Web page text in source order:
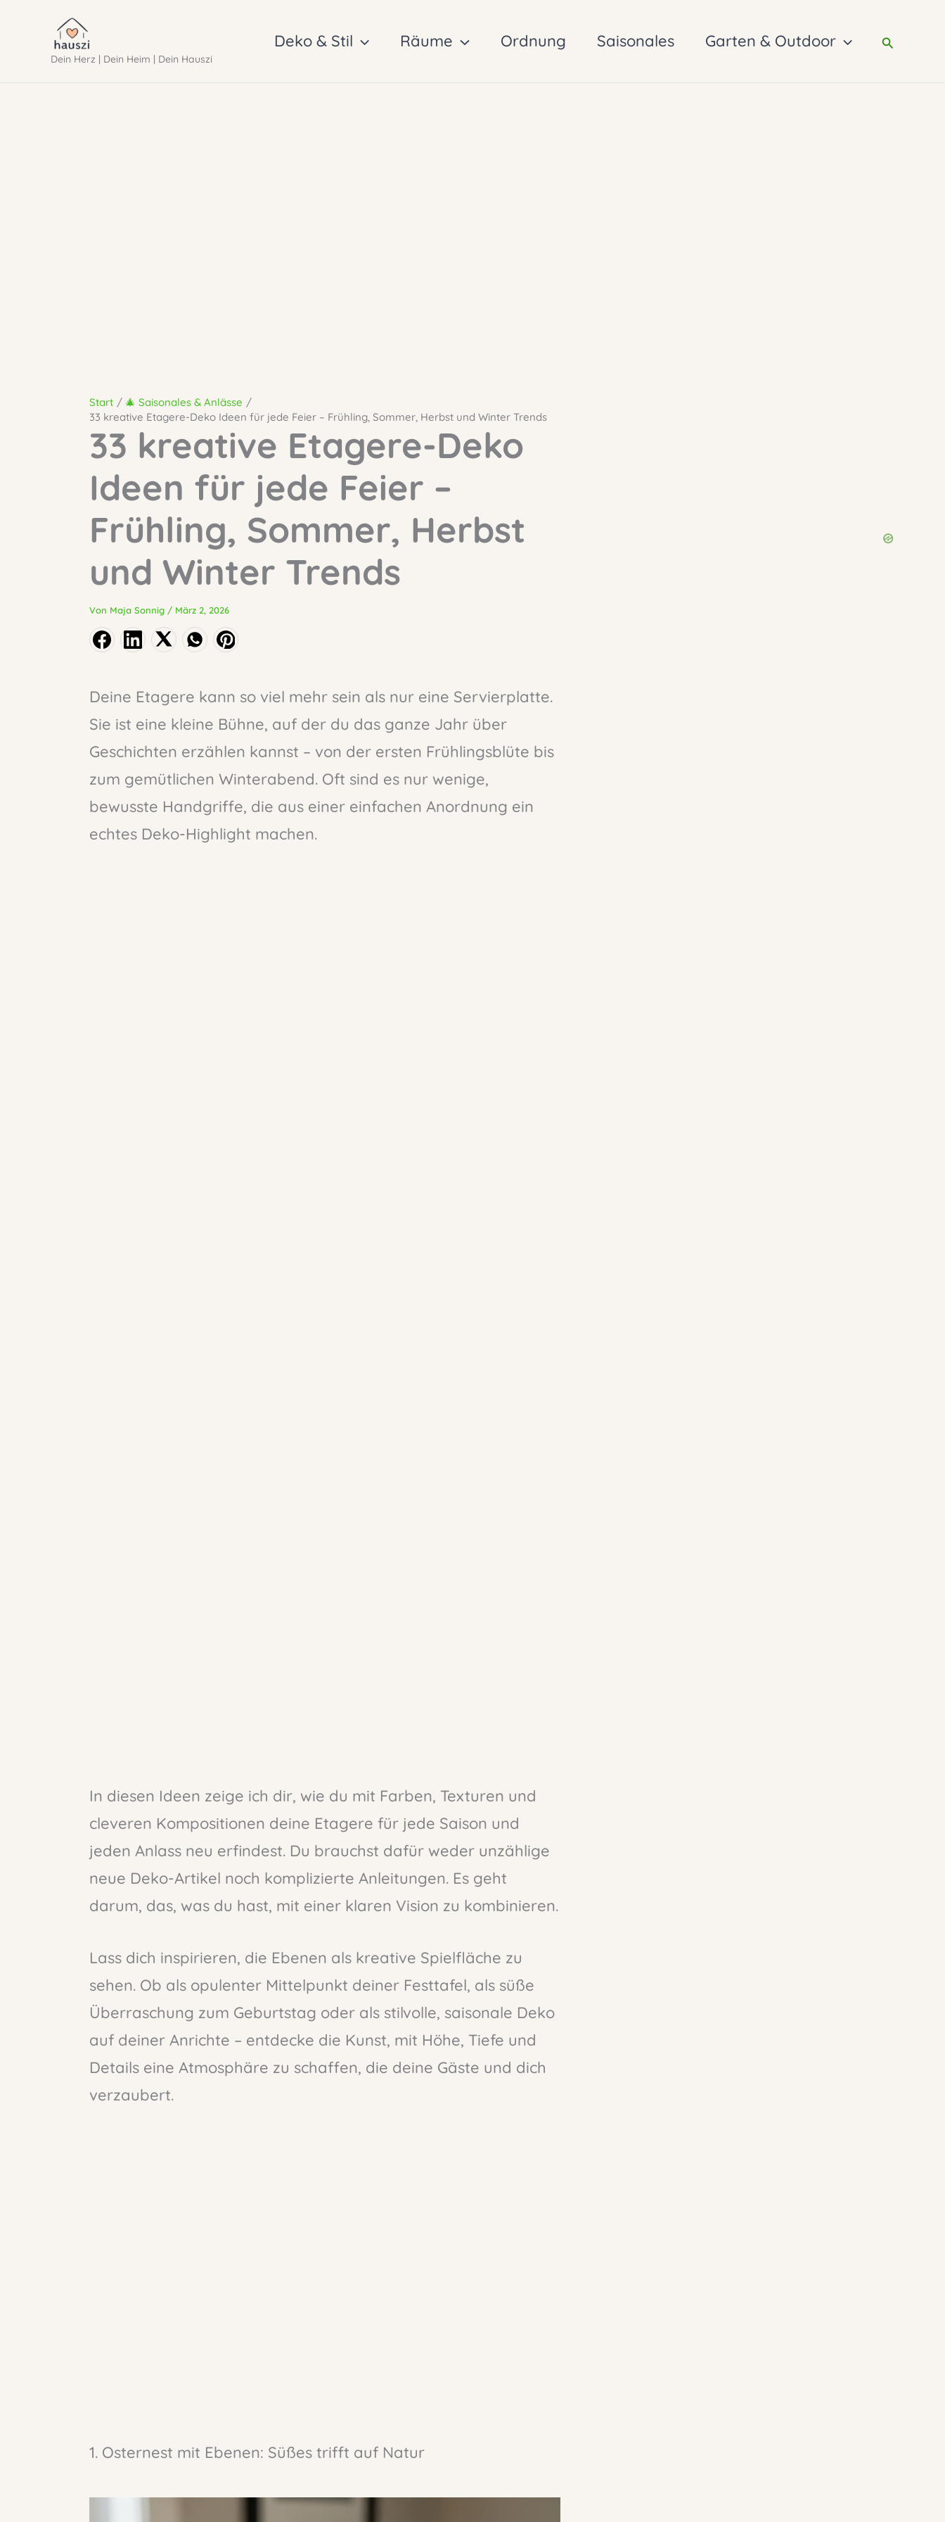
springenDein Herz | Dein Heim | Dein Hauszi
Deko & Stil Räume Ordnung Saisonales Garten & Outdoor Suchen
Start
🎄 Saisonales & Anlässe
33 kreative Etagere-Deko Ideen für jede Feier – Frühling, Sommer, Herbst und Winter Trends
33 kreative Etagere-Deko
Ideen für jede Feier –
Frühling, Sommer, Herbst
und Winter Trends
Von Maja Sonnig / März 2, 2026
Deine Etagere kann so viel mehr sein als nur eine Servierplatte.
Sie ist eine kleine Bühne, auf der du das ganze Jahr über
Geschichten erzählen kannst – von der ersten Frühlingsblüte bis
zum gemütlichen Winterabend. Oft sind es nur wenige,
bewusste Handgriffe, die aus einer einfachen Anordnung ein
echtes Deko-Highlight machen.
In diesen Ideen zeige ich dir, wie du mit Farben, Texturen und
cleveren Kompositionen deine Etagere für jede Saison und
jeden Anlass neu erfindest. Du brauchst dafür weder unzählige
neue Deko-Artikel noch komplizierte Anleitungen. Es geht
darum, das, was du hast, mit einer klaren Vision zu kombinieren.
Lass dich inspirieren, die Ebenen als kreative Spielfläche zu
sehen. Ob als opulenter Mittelpunkt deiner Festtafel, als süße
Überraschung zum Geburtstag oder als stilvolle, saisonale Deko
auf deiner Anrichte – entdecke die Kunst, mit Höhe, Tiefe und
Details eine Atmosphäre zu schaffen, die deine Gäste und dich
verzaubert.
1. Osternest mit Ebenen: Süßes trifft auf Natur